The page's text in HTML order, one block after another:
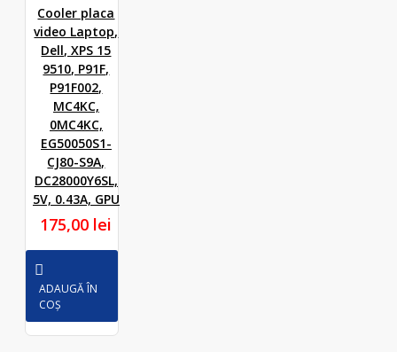
Cooler placa
video Laptop,
Dell, XPS 15
9510, P91F,
P91F002,
MC4KC,
0MC4KC,
EG50050S1-
CJ80-S9A,
DC28000Y6SL,
5V, 0.43A, GPU
175,00 lei
ADAUGĂ ÎN
COȘ